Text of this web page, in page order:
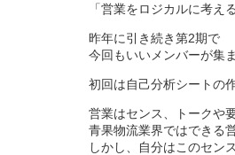
「営業をロジカルに考え
昨年に引き続き第2期で
今回もいいメンバーが集
初回は自己分析シートの
営業はセンス、トークや
青果物流業界ではできる
しかし、自分はこのセン